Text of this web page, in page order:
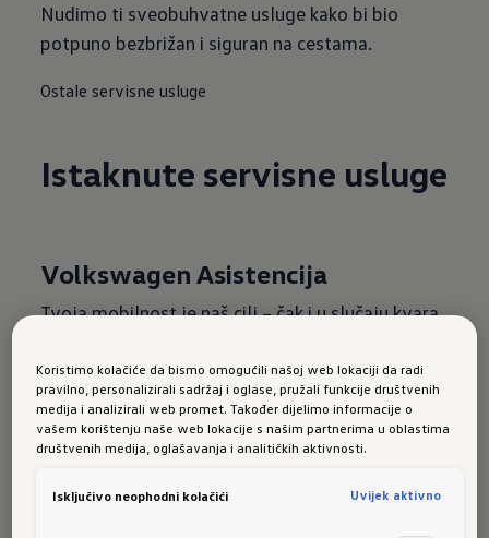
Nudimo ti sveobuhvatne usluge kako bi bio
potpuno bezbrižan i siguran na cestama.
Ostale servisne usluge
Istaknute servisne usluge
Volkswagen Asistencija
Tvoja mobilnost je naš cilj – čak i u slučaju kvara,
Volkswagen Asistencija.
Više o Volkswagen Asistenciji
Volkswagen Originalni
Koristimo kolačiće da bismo omogućili našoj web lokaciji da radi
pravilno, personalizirali sadržaj i oglase, pružali funkcije društvenih
medija i analizirali web promet. Također dijelimo informacije o
vašem korištenju naše web lokacije s našim partnerima u oblastima
društvenih medija, oglašavanja i analitičkih aktivnosti.
Isključivo neophodni kolačići Uvijek aktivno